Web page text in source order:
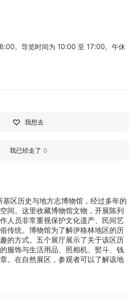
区历史与地方志博物馆，经过多年的
间。这里收藏博物馆文物，开展陈列
人员非常重视保护文化遗产、民间艺
传统。博物馆为了解伊格林地区的历
的方式。五个展厅展示了关于该区历
服饰与生活用品、照相机、熨斗、钱
。在自然展区，参观者可以了解该地
。导览时间为 10:00 至 17:00。午休
我想去
我已经走了 0